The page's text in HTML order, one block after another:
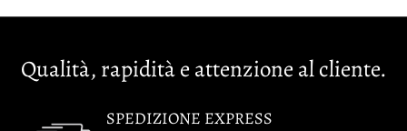
Qualità, rapidità e attenzione al cliente.
SPEDIZIONE EXPRESS